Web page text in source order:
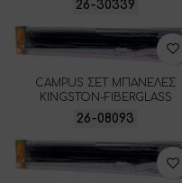
26-30339
CAMPUS ΣΕΤ ΜΠΑΝΕΛΕΣ
KINGSTON-FIBERGLASS
26-08093